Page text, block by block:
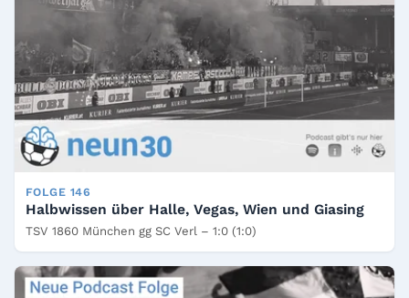
FOLGE 146
Halbwissen über Halle, Vegas, Wien und Giasing
TSV 1860 München gg SC Verl – 1:0 (1:0)